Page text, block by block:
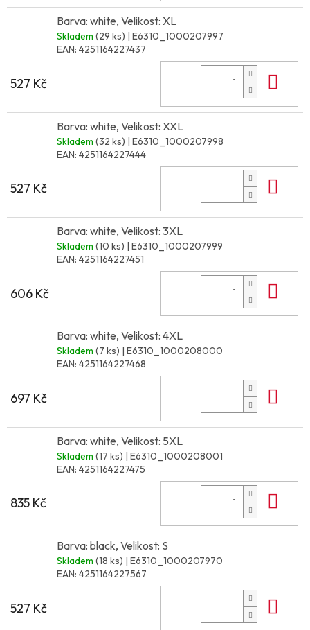
Barva: white, Velikost: XL
Skladem (29 ks) | E6310_1000207997
EAN: 4251164227437
527 Kč
Barva: white, Velikost: XXL
Skladem (32 ks) | E6310_1000207998
EAN: 4251164227444
527 Kč
Barva: white, Velikost: 3XL
Skladem (10 ks) | E6310_1000207999
EAN: 4251164227451
606 Kč
Barva: white, Velikost: 4XL
Skladem (7 ks) | E6310_1000208000
EAN: 4251164227468
697 Kč
Barva: white, Velikost: 5XL
Skladem (17 ks) | E6310_1000208001
EAN: 4251164227475
835 Kč
Barva: black, Velikost: S
Skladem (18 ks) | E6310_1000207970
EAN: 4251164227567
527 Kč